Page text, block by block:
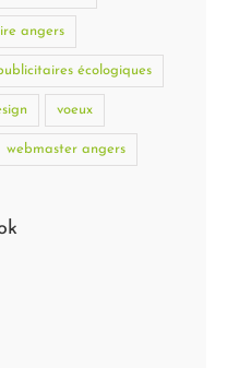
angers
écologiques
voeux
webmaster angers